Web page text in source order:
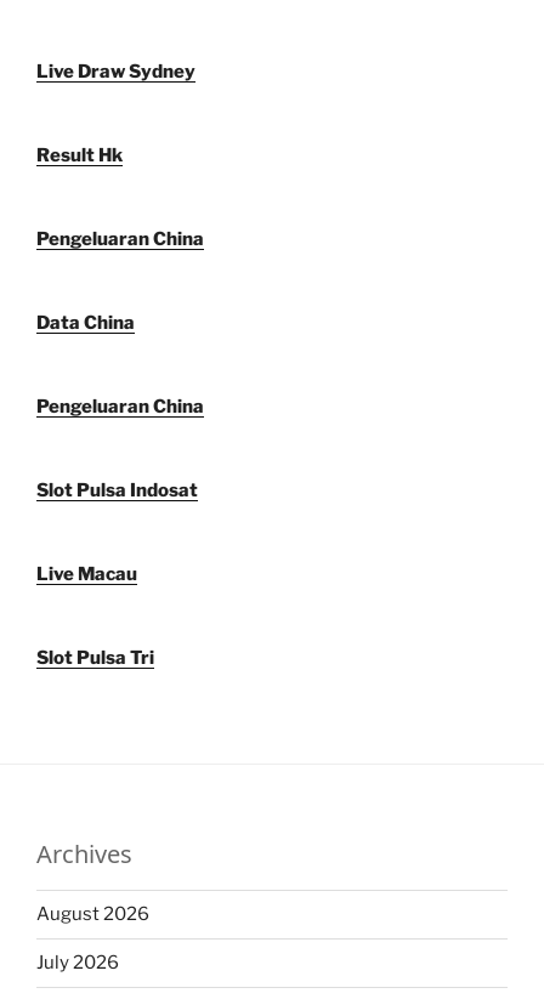
Live Draw Sydney
Result Hk
Pengeluaran China
Data China
Pengeluaran China
Slot Pulsa Indosat
Live Macau
Slot Pulsa Tri
Archives
August 2026
July 2026